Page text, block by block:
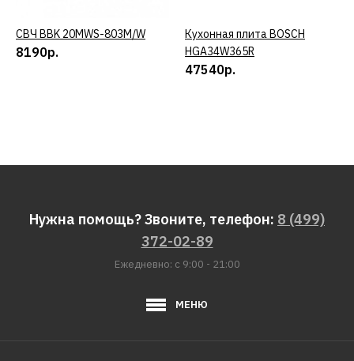
Тепловентилятор
BRAYER BR4803
BRAYER
Тепловентилятор
КУПИТЬ
СВЧ BBK 20MWS-803M/W
8190р.
КУПИТЬ
Кухонная плита BOSCH
HGA34W365R
47540р.
Нужна помощь? Звоните, телефон: 8 (499)
372-02-89
Ежедневно: с 9:00 - 21:00
МЕНЮ